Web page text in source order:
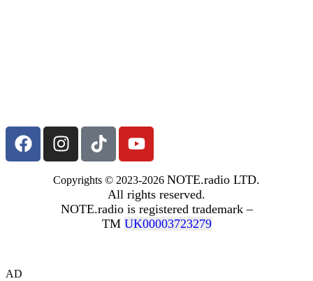
Copyrights © 2023-2026 NOTE.radio LTD.
All rights reserved.
NOTE.radio is registered trademark –
TM UK00003723279
AD